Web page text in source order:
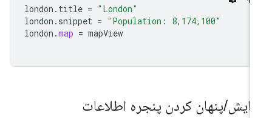
london.title = "London"
london.snippet = "Population: 8,174,100"
london. map = mapView
/پنهان کردن پنجره اطلاعات